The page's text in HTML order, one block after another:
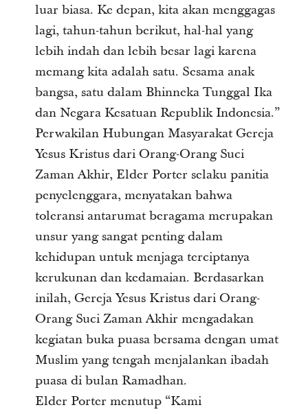
luar biasa. Ke depan, kita akan menggagas
lagi, tahun-tahun berikut, hal-hal yang
lebih indah dan lebih besar lagi karena
memang kita adalah satu. Sesama anak
bangsa, satu dalam Bhinneka Tunggal Ika
dan Negara Kesatuan Republik Indonesia.”
Perwakilan Hubungan Masyarakat Gereja
Yesus Kristus dari Orang-Orang Suci
Zaman Akhir, Elder Porter selaku panitia
penyelenggara, menyatakan bahwa
toleransi antarumat beragama merupakan
unsur yang sangat penting dalam
kehidupan untuk menjaga terciptanya
kerukunan dan kedamaian. Berdasarkan
inilah, Gereja Yesus Kristus dari Orang-
Orang Suci Zaman Akhir mengadakan
kegiatan buka puasa bersama dengan umat
Muslim yang tengah menjalankan ibadah
puasa di bulan Ramadhan.
Elder Porter menutup “Kami